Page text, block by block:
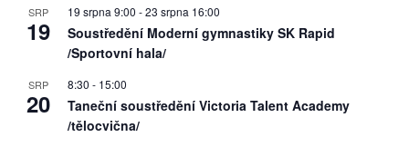
SRP
19
19 srpna 9:00 -23 srpna 16:00
Soustředění Moderní gymnastiky SK Rapid
/Sportovní hala/
SRP
20
8:30 - 15:00
Taneční soustředění Victoria Talent Academy
/tělocvična/